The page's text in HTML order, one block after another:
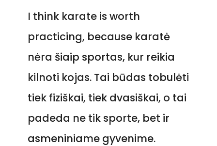
I think karate is worth
practicing, because karatė
nėra šiaip sportas, kur reikia
kilnoti kojas. Tai būdas tobulėti
tiek fiziškai, tiek dvasiškai, o tai
padeda ne tik sporte, bet ir
asmeniniame gyvenime.